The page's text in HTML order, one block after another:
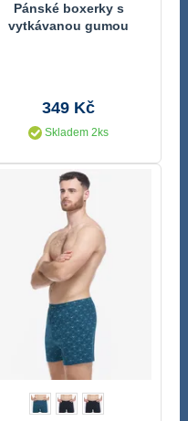
Pánské boxerky s
vytkávanou gumou
349 Kč
Skladem 2ks